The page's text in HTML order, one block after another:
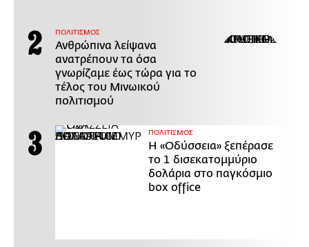
ΠΟΛΙΤΙΣΜΟΣ
Ανθρώπινα λείψανα
ανατρέπουν τα όσα
γνωρίζαμε έως τώρα για το
τέλος του Μινωικού
πολιτισμού
ΠΟΛΙΤΙΣΜΟΣ
Η «Οδύσσεια» ξεπέρασε
το 1 δισεκατομμύριο
δολάρια στο παγκόσμιο
box office